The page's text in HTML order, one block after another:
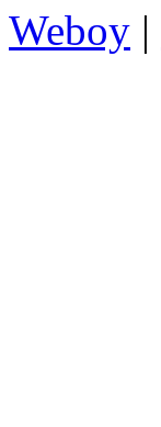
Weboy |